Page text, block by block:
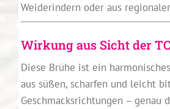
Weiderindern oder aus
Wirkung aus Sicht der
Diese Brühe ist ein
aus süßen, scharfen und leicht
Geschmacksrichtungen – genau